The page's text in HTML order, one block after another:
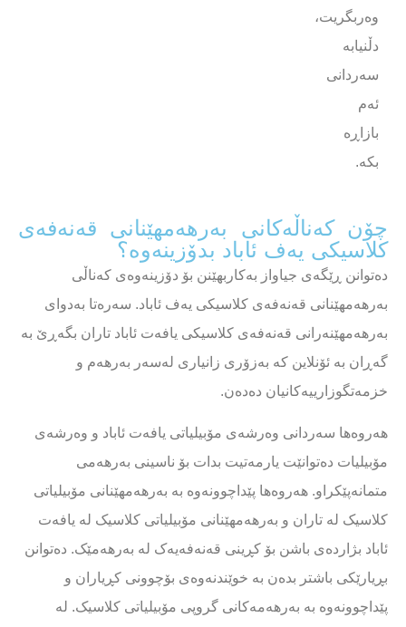
وەربگریت،
دڵنیابە
سەردانی
ئەم
بازاڕە
بکە.
چۆن کەناڵەکانی بەرهەمهێنانی قەنەفەی
کلاسیکی یەف ئاباد بدۆزینەوە؟
دەتوانن ڕێگەی جیاواز بەکاربهێنن بۆ دۆزینەوەی کەناڵی
بەرهەمهێنانی قەنەفەی کلاسیکی یەف ئاباد. سەرەتا بەدوای
بەرهەمهێنەرانی قەنەفەی کلاسیکی یافەت ئاباد تاران بگەڕێ بە
گەڕان بە ئۆنلاین کە بەزۆری زانیاری لەسەر بەرهەم و
خزمەتگوزارییەکانیان دەدەن.
هەروەها سەردانی وەرشەی مۆبیلیاتی یافەت ئاباد و وەرشەی
مۆبیلیات دەتوانێت یارمەتیت بدات بۆ ناسینی بەرهەمی
متمانەپێکراو. هەروەها پێداچوونەوە بە بەرهەمهێنانی مۆبیلیاتی
کلاسیک لە تاران و بەرهەمهێنانی مۆبیلیاتی کلاسیک لە یافەت
ئاباد بژاردەی باشن بۆ کڕینی قەنەفەیەک لە بەرهەمێک. دەتوانن
بڕیارێکی باشتر بدەن بە خوێندنەوەی بۆچوونی کڕیاران و
پێداچوونەوە بە بەرهەمەکانی گروپی مۆبیلیاتی کلاسیک. لە